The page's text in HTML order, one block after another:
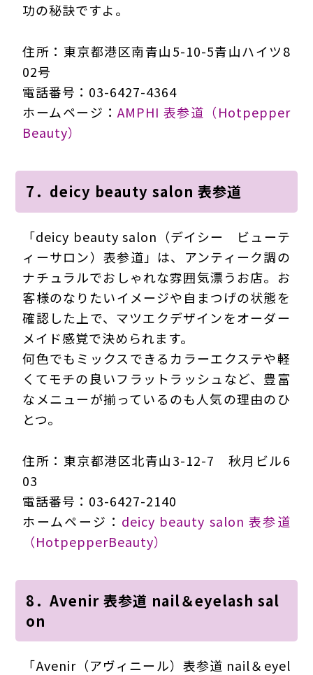
功の秘訣ですよ。
住所：東京都港区南青山5-10-5青山ハイツ8
02号
電話番号：03-6427-4364
ホームページ：AMPHI 表参道（Hotpepper
Beauty）
7．deicy beauty salon 表参道
「deicy beauty salon（デイシー ビューテ
ィーサロン）表参道」は、アンティーク調の
ナチュラルでおしゃれな雰囲気漂うお店。お
客様のなりたいイメージや自まつげの状態を
確認した上で、マツエクデザインをオーダー
メイド感覚で決められます。
何色でもミックスできるカラーエクステや軽
くてモチの良いフラットラッシュなど、豊富
なメニューが揃っているのも人気の理由のひ
とつ。
住所：東京都港区北青山3-12-7 秋月ビル6
03
電話番号：03-6427-2140
ホームページ： deicy beauty salon 表参道
（HotpepperBeauty）
8．Avenir 表参道 nail＆eyelash sal
on
「Avenir（アヴィニール）表参道 nail＆eyel